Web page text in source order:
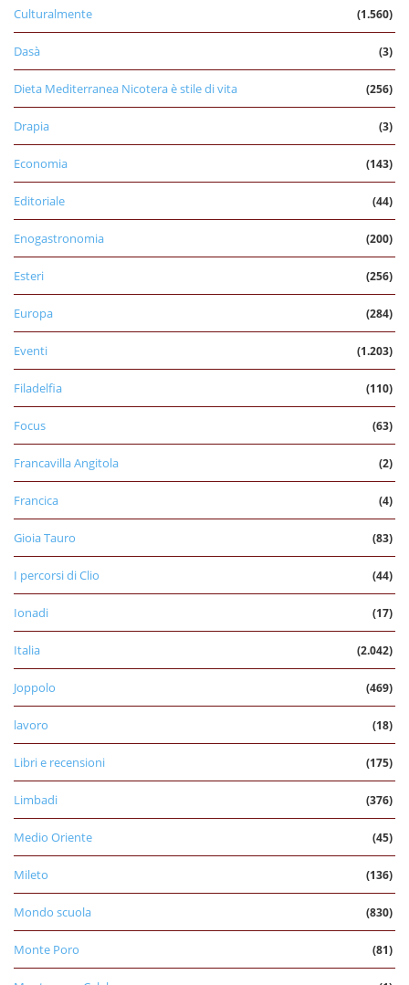
Culturalmente (1.560)
Dasà (3)
Dieta Mediterranea Nicotera è stile di vita (256)
Drapia (3)
Economia (143)
Editoriale (44)
Enogastronomia (200)
Esteri (256)
Europa (284)
Eventi (1.203)
Filadelfia (110)
Focus (63)
Francavilla Angitola (2)
Francica (4)
Gioia Tauro (83)
I percorsi di Clio (44)
Ionadi (17)
Italia (2.042)
Joppolo (469)
lavoro (18)
Libri e recensioni (175)
Limbadi (376)
Medio Oriente (45)
Mileto (136)
Mondo scuola (830)
Monte Poro (81)